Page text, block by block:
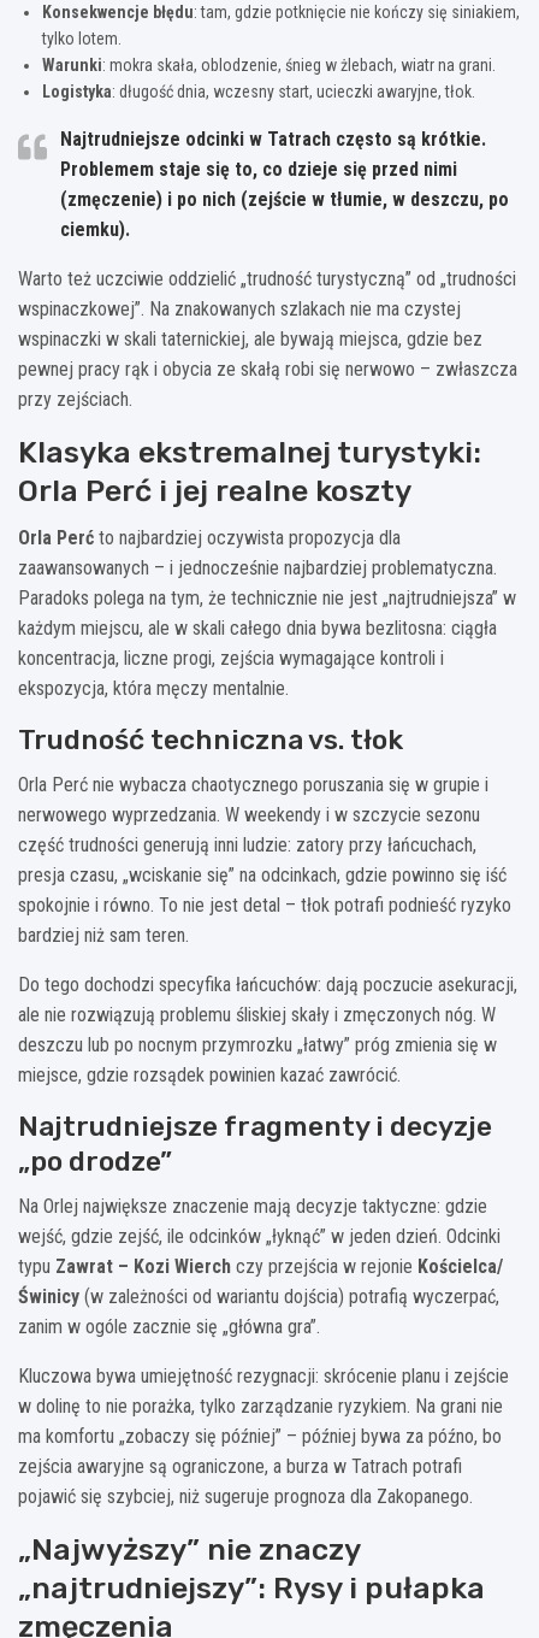
Konsekwencje błędu: tam, gdzie potknięcie nie kończy się siniakiem,
tylko lotem.
Warunki: mokra skała, oblodzenie, śnieg w żlebach, wiatr na grani.
Logistyka: długość dnia, wczesny start, ucieczki awaryjne, tłok.
Najtrudniejsze odcinki w Tatrach często są krótkie.
Problemem staje się to, co dzieje się przed nimi
(zmęczenie) i po nich (zejście w tłumie, w deszczu, po
ciemku).
Warto też uczciwie oddzielić „trudność turystyczną” od „trudności
wspinaczkowej”. Na znakowanych szlakach nie ma czystej
wspinaczki w skali taternickiej, ale bywają miejsca, gdzie bez
pewnej pracy rąk i obycia ze skałą robi się nerwowo – zwłaszcza
przy zejściach.
Klasyka ekstremalnej turystyki:
Orla Perć i jej realne koszty
Orla Perć to najbardziej oczywista propozycja dla
zaawansowanych – i jednocześnie najbardziej problematyczna.
Paradoks polega na tym, że technicznie nie jest „najtrudniejsza” w
każdym miejscu, ale w skali całego dnia bywa bezlitosna: ciągła
koncentracja, liczne progi, zejścia wymagające kontroli i
ekspozycja, która męczy mentalnie.
Trudność techniczna vs. tłok
Orla Perć nie wybacza chaotycznego poruszania się w grupie i
nerwowego wyprzedzania. W weekendy i w szczycie sezonu
część trudności generują inni ludzie: zatory przy łańcuchach,
presja czasu, „wciskanie się” na odcinkach, gdzie powinno się iść
spokojnie i równo. To nie jest detal – tłok potrafi podnieść ryzyko
bardziej niż sam teren.
Do tego dochodzi specyfika łańcuchów: dają poczucie asekuracji,
ale nie rozwiązują problemu śliskiej skały i zmęczonych nóg. W
deszczu lub po nocnym przymrozku „łatwy” próg zmienia się w
miejsce, gdzie rozsądek powinien kazać zawrócić.
Najtrudniejsze fragmenty i decyzje
„po drodze”
Na Orlej największe znaczenie mają decyzje taktyczne: gdzie
wejść, gdzie zejść, ile odcinków „łyknąć” w jeden dzień. Odcinki
typu Zawrat – Kozi Wierch czy przejścia w rejonie Kościelca/
Świnicy (w zależności od wariantu dojścia) potrafią wyczerpać,
zanim w ogóle zacznie się „główna gra”.
Kluczowa bywa umiejętność rezygnacji: skrócenie planu i zejście
w dolinę to nie porażka, tylko zarządzanie ryzykiem. Na grani nie
ma komfortu „zobaczy się później” – później bywa za późno, bo
zejścia awaryjne są ograniczone, a burza w Tatrach potrafi
pojawić się szybciej, niż sugeruje prognoza dla Zakopanego.
„Najwyższy” nie znaczy
„najtrudniejszy”: Rysy i pułapka
zmęczenia